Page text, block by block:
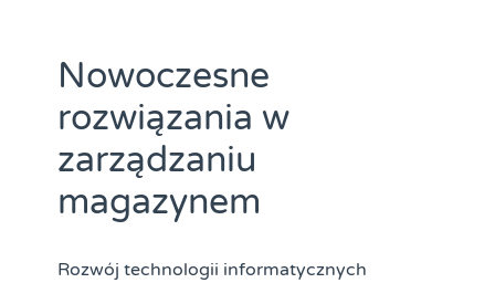
Nowoczesne
rozwiązania w
zarządzaniu
magazynem
Rozwój technologii informatycznych